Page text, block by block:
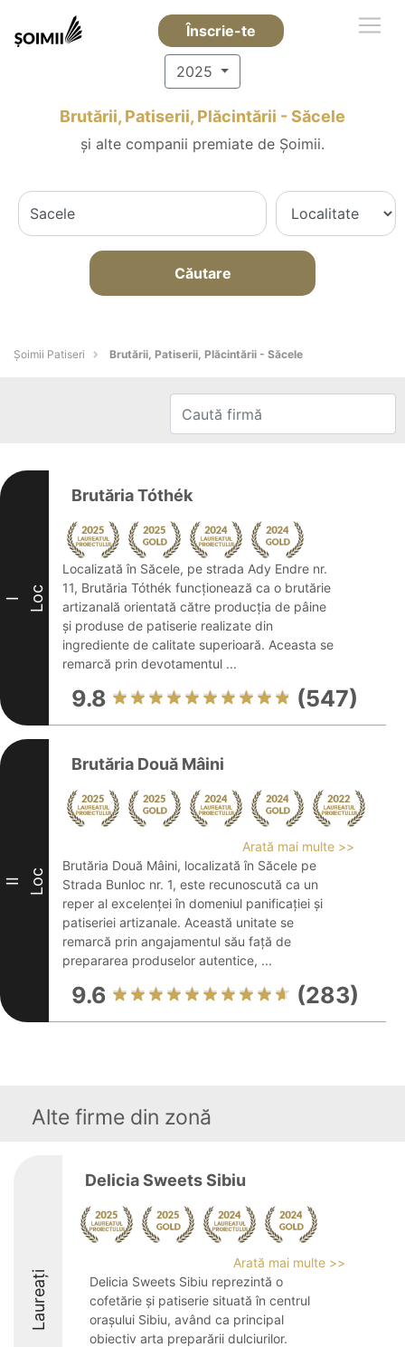
Înscrie-te
2025
Brutării, Patiserii, Plăcintării - Săcele
și alte companii premiate de Șoimii.
Căutare
Șoimii Patiseri Brutării, Patiserii, Plăcintării - Săcele
I Loc
Brutăria Tóthék
Localizată în Săcele, pe strada Ady Endre nr.
11, Brutăria Tóthék funcționează ca o brutărie
artizanală orientată către producția de pâine
și produse de patiserie realizate din
ingrediente de calitate superioară. Aceasta se
remarcă prin devotamentul ...
9.8 (547)
II Loc
Brutăria Două Mâini
Arată mai multe >>
Brutăria Două Mâini, localizată în Săcele pe
Strada Bunloc nr. 1, este recunoscută ca un
reper al excelenței în domeniul panificației și
patiseriei artizanale. Această unitate se
remarcă prin angajamentul său față de
prepararea produselor autentice, ...
9.6 (283)
Alte firme din zonă
Laureați
Delicia Sweets Sibiu
Arată mai multe >>
Delicia Sweets Sibiu reprezintă o
cofetărie și patiserie situată în centrul
orașului Sibiu, având ca principal
obiectiv arta preparării dulciurilor.